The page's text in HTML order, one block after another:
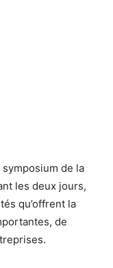
de la
les deux jours,
qu’offrent la
de